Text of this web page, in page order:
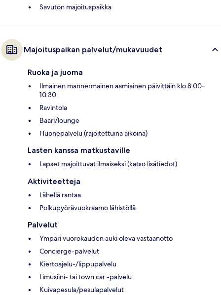
Savuton majoituspaikka
Majoituspaikan palvelut/mukavuudet
Ruoka ja juoma
Ilmainen mannermainen aamiainen päivittäin klo 8.00–
10.30
Ravintola
Baari/lounge
Huonepalvelu (rajoitettuina aikoina)
Lasten kanssa matkustaville
Lapset majoittuvat ilmaiseksi (katso lisätiedot)
Aktiviteetteja
Lähellä rantaa
Polkupyörävuokraamo lähistöllä
Palvelut
Ympäri vuorokauden auki oleva vastaanotto
Concierge-palvelut
Kiertoajelu-/lippupalvelu
Limusiini- tai town car -palvelu
Kuivapesula/pesulapalvelut